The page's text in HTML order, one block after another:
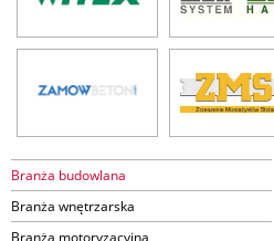
Branża budowlana
Branża wnętrzarska